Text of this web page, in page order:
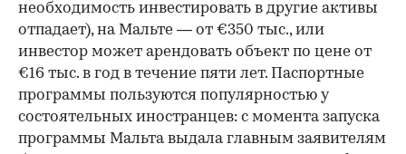
необходимость инвестировать в другие активы
отпадает), на Мальте — от €350 тыс., или
инвестор может арендовать объект по цене от
€16 тыс. в год в течение пяти лет. Паспортные
программы пользуются популярностью у
состоятельных иностранцев: с момента запуска
программы Мальта выдала главным заявителям